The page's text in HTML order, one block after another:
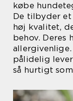
købe
De tilbyder
høj kvalitet,
behov. Deres
pålidelig
så hurtigt